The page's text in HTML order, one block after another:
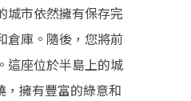
城市依然擁有保存完
倉庫。隨後，您將前
這座位於半島上的城
擁有豐富的綠意和